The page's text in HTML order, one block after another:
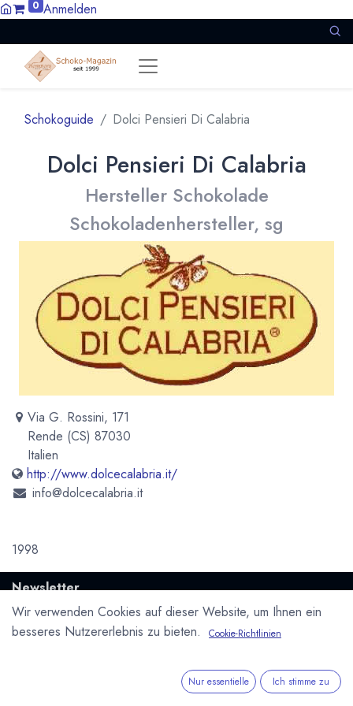
0 Anmelden
Schokoguide Dolci Pensieri Di Calabria
Dolci Pensieri Di Calabria
Hersteller Schokolade
Schokoladenhersteller, sg
Via G. Rossini, 171
Rende (CS) 87030
Italien
http://www.dolcecalabria.it/
info@dolcecalabria.it
1998
Newsletter
Kostenlose News - 1 Mal pro Monat:
Datenschutzerklärung&
Wir verwenden Cookies auf dieser Website, um Ihnen ein
besseres Nutzererlebnis zu bieten.
Cookie-Richtlinien
Nur essentielle Ich stimme zu